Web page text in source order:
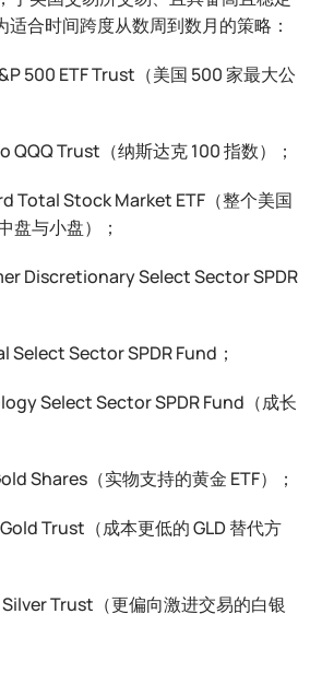
适合时间跨度从数周到数月的策略：
500 ETF Trust（美国 500 家最大公
QQQ Trust（纳斯达克 100 指数）；
Total Stock Market ETF（整个美国
盘与小盘）；
Discretionary Select Sector SPDR
Select Sector SPDR Fund；
Select Sector SPDR Fund（成长
Shares（实物支持的黄金 ETF）；
Trust（成本更低的 GLD 替代方
Silver Trust（更偏向激进交易的白银